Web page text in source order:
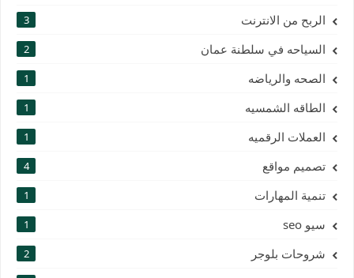
الربح من الانترنت 3
السياحه في سلطنة عمان 2
الصحه والرياضه 1
الطاقه الشمسيه 1
العملات الرقميه 1
تصميم مواقع 4
تنمية المهارات 1
سيو seo 1
شروحات بلوجر 2